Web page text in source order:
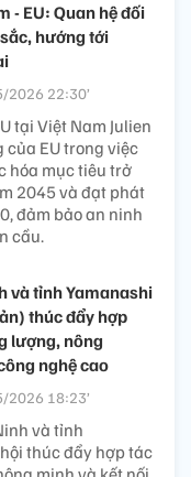
- EU: Quan hệ đối
hướng tới
2026 22:30’
tại Việt Nam Julien
EU trong việc
hóa mục tiêu trở
2045 và đạt phát
đảm bảo an ninh
cầu.
và tỉnh Yamanashi
thúc đẩy hợp
lượng, nông
nghệ cao
2026 18:23’
và tỉnh
thúc đẩy hợp tác